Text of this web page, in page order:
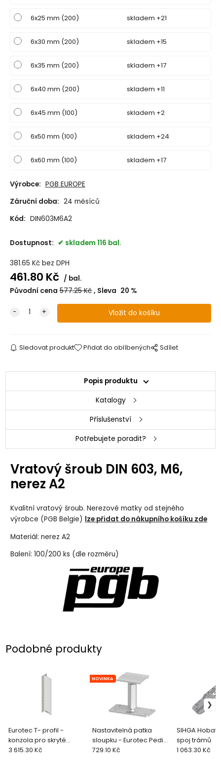
6x25 mm (200) skladem +21
6x30 mm (200) skladem +15
6x35 mm (200) skladem +17
6x40 mm (200) skladem +11
6x45 mm (100) skladem +2
6x50 mm (100) skladem +24
6x60 mm (100) skladem +17
Výrobce: PGB EUROPE
Záruční doba: 24 měsíců
Kód: DIN603M6A2
Dostupnost: skladem 116 bal.
381.65 Kč bez DPH
461.80 Kč
bal.
Původní cena 577.25Kč Sleva 20 %
Sledovat produkt Přidat do oblíbených Sdílet
Popis produktu
Katalogy
Příslušenství
Potřebujete poradit?
Vratový šroub DIN 603, M6,
nerez A2
Kvalitní vratový šroub. Nerezové matky od stejného
výrobce (PGB Belgie) lze přidat do nákupního košíku zde
Materiál: nerez A2
Balení: 100/200 ks (dle rozměru)
Podobné produkty
Eurotec T- profil -
konzola pro skryté
spoje, hliník, 115x80x2000
3 615.30 Kč
Nastavitelná patka
sloupku - Eurotec PediX
EASY (1 ks)
NOVINKA
729.10 Kč
SIHGA
spoj trámů
1 063.30 Kč